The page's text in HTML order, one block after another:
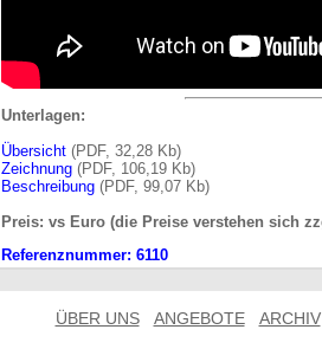
Unterlagen:
Übersicht (PDF, 32,28 Kb)
Zeichnung (PDF, 106,19 Kb)
Beschreibung (PDF, 99,07 Kb)
Preis: vs Euro (die Preise verstehen sich
Referenznummer: 6110
ÜBER UNS ANGEBOTE ARCHIV